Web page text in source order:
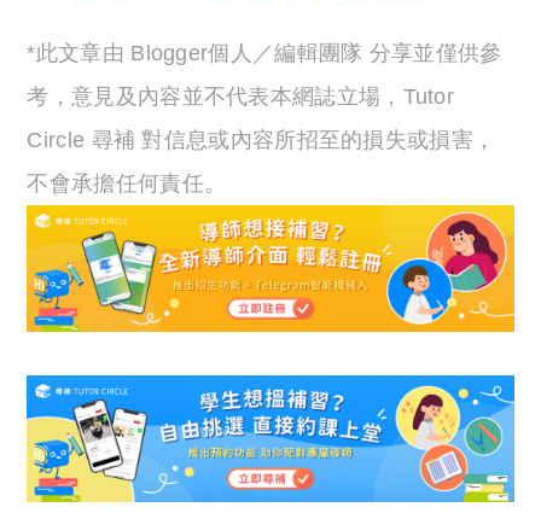
*此文章由 Blogger個人／編輯團隊 分享並僅供參
考，意見及內容並不代表本網誌立場，Tutor
Circle 尋補 對信息或內容所招至的損失或損害，
不會承擔任何責任。